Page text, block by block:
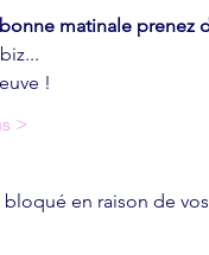
matinale prenez
!
>
en raison de